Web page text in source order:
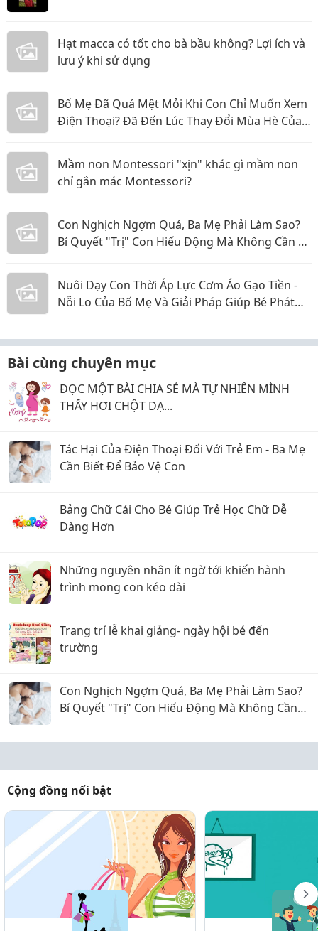
Hạt macca có tốt cho bà bầu không? Lợi ích và
lưu ý khi sử dụng
Bố Mẹ Đã Quá Mệt Mỏi Khi Con Chỉ Muốn Xem
Điện Thoại? Đã Đến Lúc Thay Đổi Mùa Hè Của
Mầm non Montessori "xịn" khác gì mầm non
chỉ gắn mác Montessori?
Con Nghịch Ngợm Quá, Ba Mẹ Phải Làm Sao?
Bí Quyết "Trị" Con Hiếu Động Mà Không Cần La
Nuôi Dạy Con Thời Áp Lực Cơm Áo Gạo Tiền -
Nỗi Lo Của Bố Mẹ Và Giải Pháp Giúp Bé Phát
Bài cùng chuyên mục
ĐỌC MỘT BÀI CHIA SẺ MÀ TỰ NHIÊN MÌNH
THẤY HƠI CHỘT DẠ...
Tác Hại Của Điện Thoại Đối Với Trẻ Em - Ba Mẹ
Cần Biết Để Bảo Vệ Con
Bảng Chữ Cái Cho Bé Giúp Trẻ Học Chữ Dễ
Dàng Hơn
Những nguyên nhân ít ngờ tới khiến hành
trình mong con kéo dài
Trang trí lễ khai giảng- ngày hội bé đến
trường
Con Nghịch Ngợm Quá, Ba Mẹ Phải Làm Sao?
Bí Quyết "Trị" Con Hiếu Động Mà Không Cần
Cộng đồng nổi bật